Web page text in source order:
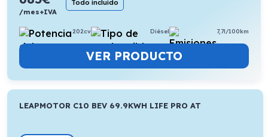
/mes+IVA
Todo incluido
202cv Diésel 7,7l/100km
VER PRODUCTO
LEAPMOTOR C10 BEV 69.9KWH LIFE PRO AT